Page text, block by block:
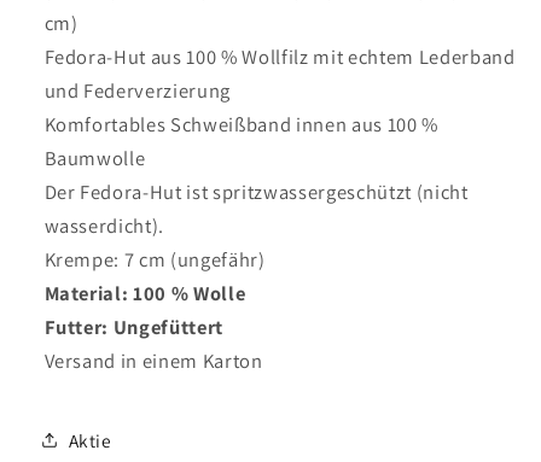
cm)
Fedora-Hut aus 100 % Wollfilz mit echtem Lederband
und Federverzierung
Komfortables Schweißband innen aus 100 %
Baumwolle
Der Fedora-Hut ist spritzwassergeschützt (nicht
wasserdicht).
Krempe: 7 cm (ungefähr)
Material: 100 % Wolle
Futter: Ungefüttert
Versand in einem Karton
Aktie